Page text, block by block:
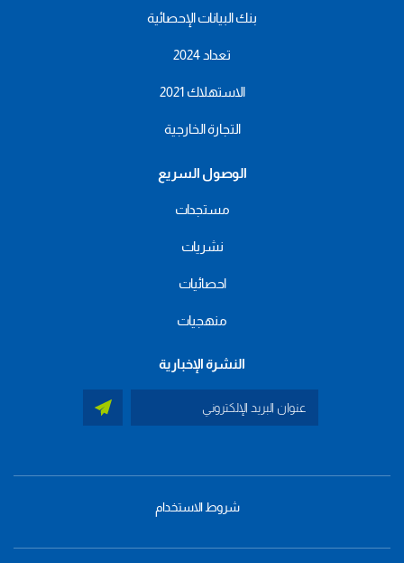
بنك البيانات الإحصائية
تعداد 2024
الاستهلاك 2021
التجارة الخارجية
الوصول السريع
مستجدات
نشريات
احصائيات
منهجيات
النشرة الإخبارية
شروط الاستخدام